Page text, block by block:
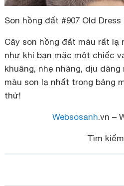
Son hồng đất #907 Old Dress
Cây son hồng đất màu rất
như khi bạn mặc một chiếc
khuâng, nhẹ nhàng, dịu
màu son lạ nhất trong bảng
thử!
Websosanh.vn –
Tìm